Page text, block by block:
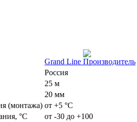
Grand Line
Россия
25 м
20 мм
(монтажа) от +5 °C
°C
от -30 до +100